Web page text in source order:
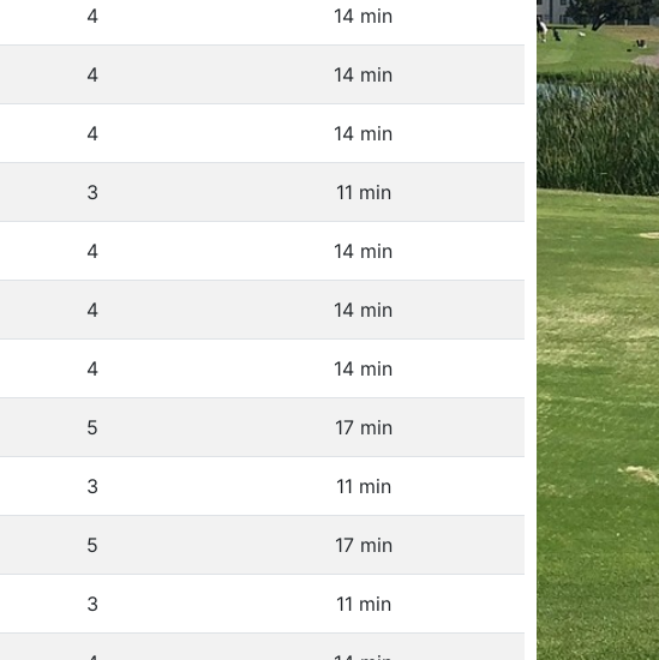
4 14 min
4 14 min
4 14 min
3 11 min
4 14 min
4 14 min
4 14 min
5 17 min
3 11 min
5 17 min
3 11 min